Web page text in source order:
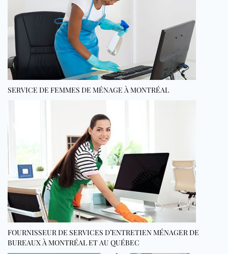
SERVICE DE FEMMES DE MÉNAGE À MONTRÉAL
FOURNISSEUR DE SERVICES D’ENTRETIEN MÉNAGER DE
BUREAUX À MONTRÉAL ET AU QUÉBEC